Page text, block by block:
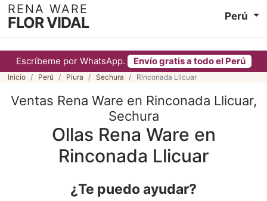
Escríbeme por WhatsApp. Envío gratis a todo el Perú
RENA WARE
FLOR VIDAL Perú
Inicio Perú Piura Sechura Rinconada Llicuar
Ventas Rena Ware en Rinconada Llicuar,
Sechura
Ollas Rena Ware en
Rinconada Llicuar
¿Te puedo ayudar?